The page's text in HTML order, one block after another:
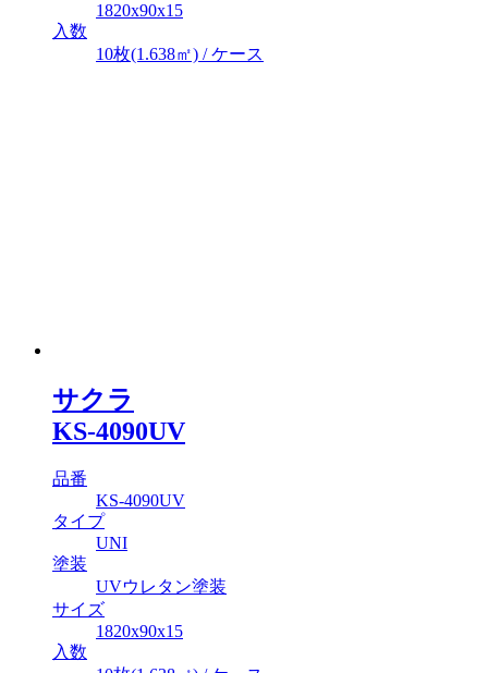
1820x90x15
入数
10枚(1.638㎡) / ケース
サクラ
KS-4090UV
品番
KS-4090UV
タイプ
UNI
塗装
UVウレタン塗装
サイズ
1820x90x15
入数